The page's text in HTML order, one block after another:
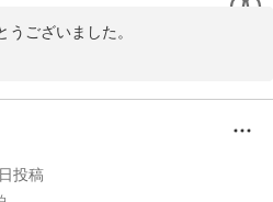
イプだったので快適でした。部屋にあ
し小さかったですね。Wi-Fiもあるの
たまにはリーズナブルに自由に泊まる
という町営の温泉に入って帰りました
ございました。
た。
寧な接客を心掛けます。
さい。
投稿